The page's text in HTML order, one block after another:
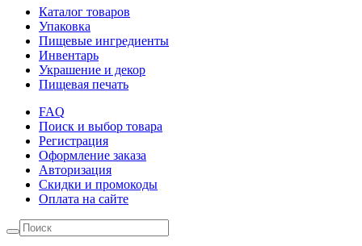
Каталог товаров
Упаковка
Пищевые ингредиенты
Инвентарь
Украшение и декор
Пищевая печать
FAQ
Поиск и выбор товара
Регистрация
Оформление заказа
Авторизация
Скидки и промокоды
Оплата на сайте